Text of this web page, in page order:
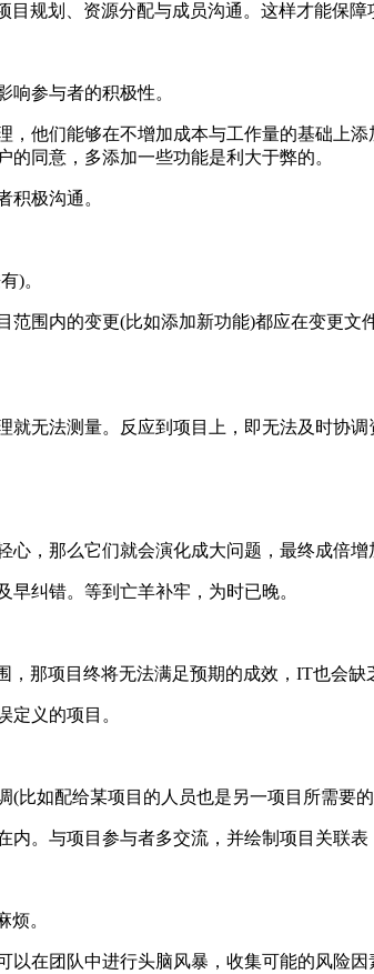
划、资源分配与成员沟通。这样才能保障
参与者的积极性。
们能够在不增加成本与工作量的基础上添
同意，多添加一些功能是利大于弊的。
极沟通。
)。
内的变更(比如添加新功能)都应在变更文
法测量。反应到项目上，即无法及时协调
，那么它们就会演化成大问题，最终成倍增
纠错。等到亡羊补牢，为时已晚。
项目终将无法满足预期的成效，IT也会缺
义的项目。
如配给某项目的人员也是另一项目所需要的
与项目参与者多交流，并绘制项目关联表
。
团队中进行头脑风暴，收集可能的风险